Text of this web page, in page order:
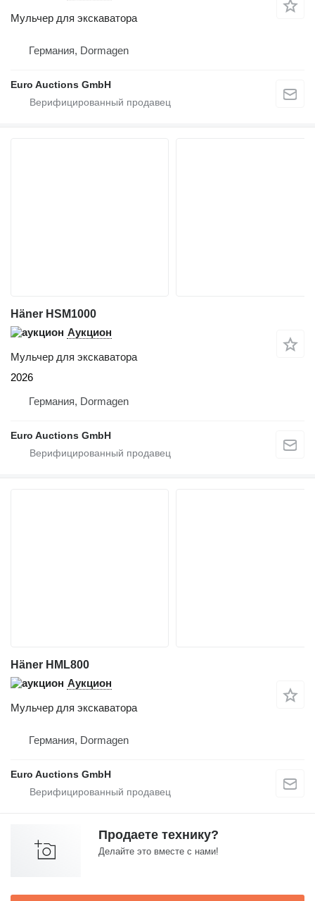
Мульчер для экскаватора
Германия, Dormagen
Euro Auctions GmbH
Häner HSM1000
Аукцион
Мульчер для экскаватора
2026
Германия, Dormagen
Euro Auctions GmbH
Häner HML800
Аукцион
Мульчер для экскаватора
Германия, Dormagen
Euro Auctions GmbH
Продаете технику?
Делайте это вместе с нами!